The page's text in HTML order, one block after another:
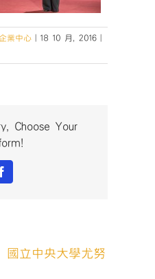
業中心 18 10 月, 2016
中
Choose Your
Facebook
國立中央大學尤努